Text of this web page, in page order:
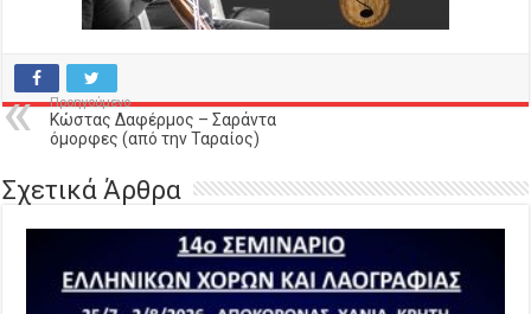
Προηγούμενο
Κώστας Δαφέρμος – Σαράντα
όμορφες (από την Ταραίος)
Σχετικά Άρθρα